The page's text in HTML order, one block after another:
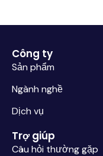
Công ty
Sản phẩm
Ngành nghề
Dịch vụ
Trợ giúp
Câu hỏi thường gặp